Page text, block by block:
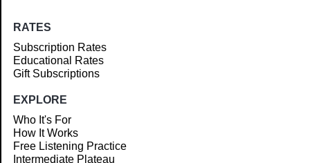
RATES
Subscription Rates
Educational Rates
Gift Subscriptions
EXPLORE
Who It's For
How It Works
Free Listening Practice
Intermediate Plateau